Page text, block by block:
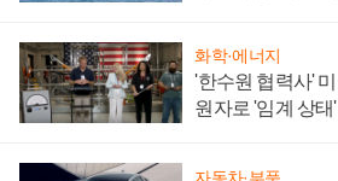
화학·에너지
'한수원 협력사'
원자로 '임계 상